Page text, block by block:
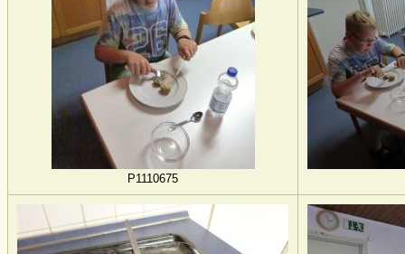
P1110675